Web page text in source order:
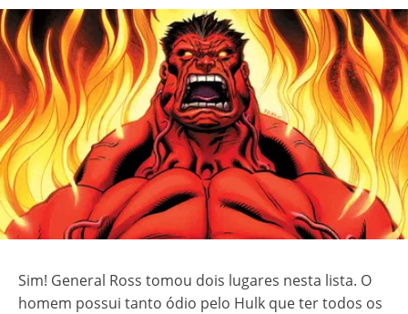
Sim! General Ross tomou dois lugares nesta lista. O
homem possui tanto ódio pelo Hulk que ter todos os